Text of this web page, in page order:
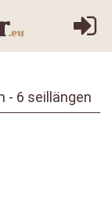
- 6 seillängen